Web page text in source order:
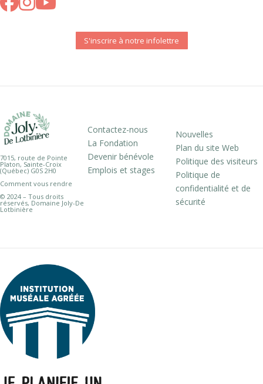
S'inscrire à notre infolettre
7015, route de Pointe
Platon, Sainte-Croix
(Québec) G0S 2H0
Comment vous rendre
© 2024 – Tous droits
réservés, Domaine Joly-De
Lotbinière
Contactez-nous
La Fondation
Devenir bénévole
Emplois et stages
Nouvelles
Plan du site Web
Politique des visiteurs
Politique de
confidentialité et de
sécurité